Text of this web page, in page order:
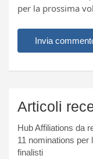
per la prossima
Articoli
Hub Affiliations da
11 nominations per
finalisti